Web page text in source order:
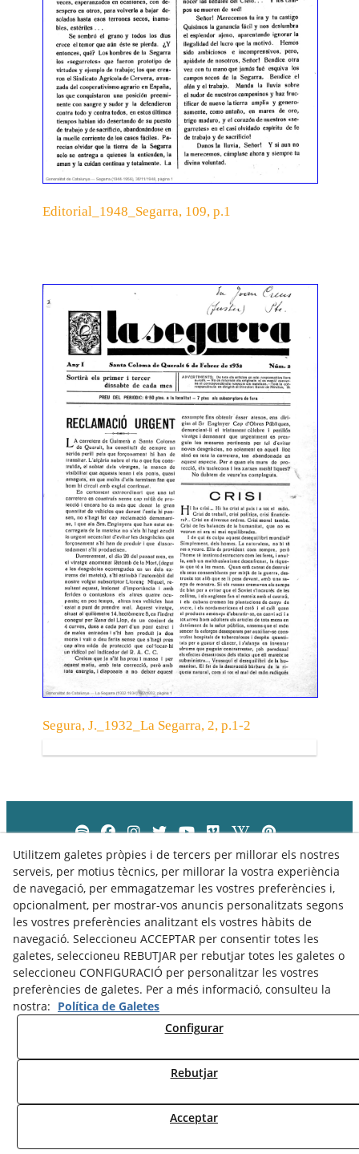
Editorial_1948_Segarra, 109, p.1
Segura, J._1932_La Segarra, 2, p.1-2
Avís Legal
Política de Cookies
Política de Privacitat
Utilitzem galetes pròpies i de tercers per millorar els nostres
serveis, per motius tècnics, per millorar la vostra experiència
de navegació, per emmagatzemar les vostres preferències i,
opcionalment, per mostrar-vos anuncis personalitzats segons
les vostres preferències analitzant els vostres hàbits de
navegació. Seleccioneu ACCEPTAR per consentir totes les
galetes, seleccioneu REBUTJAR per rebutjar totes les galetes o
seleccioneu CONFIGURACIÓ per personalitzar les vostres
preferències de galetes. Per a més informació, consulteu la
nostra: Política de Galetes
Configurar
Rebutjar
Acceptar